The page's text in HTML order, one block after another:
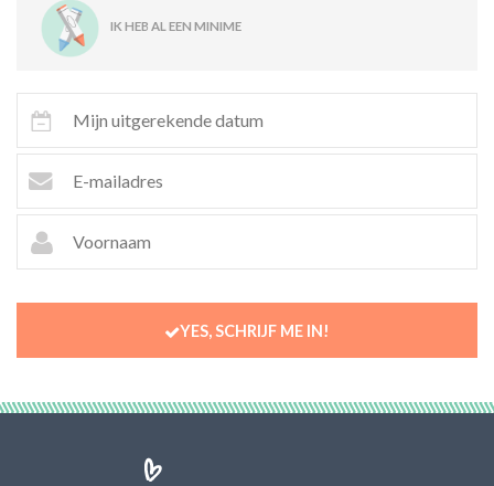
IK HEB AL EEN MINIME
YES, SCHRIJF ME IN!